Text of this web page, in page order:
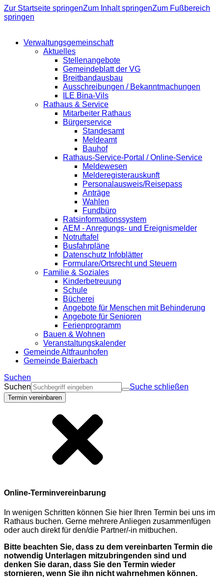
Zur Startseite springenZum Inhalt springenZum Fußbereich
springen
Verwaltungsgemeinschaft
Aktuelles
Stellenangebote
Gemeindeblatt der VG
Breitbandausbau
Ausschreibungen / Bekanntmachungen
ILE Bina-Vils
Rathaus & Service
Mitarbeiter Rathaus
Bürgerservice
Standesamt
Meldeamt
Bauhof
Rathaus-Service-Portal / Online-Service
Meldewesen
Melderegisterauskunft
Personalausweis/Reisepass
Anträge
Wahlen
Fundbüro
Ratsinformationssystem
AEM - Anregungs- und Ereignismelder
Notruftafel
Busfahrpläne
Datenschutz Infoblätter
Formulare/Ortsrecht und Steuern
Familie & Soziales
Kinderbetreuung
Schule
Bücherei
Angebote für Menschen mit Behinderung
Angebote für Senioren
Ferienprogramm
Bauen & Wohnen
Veranstaltungskalender
Gemeinde Altfraunhofen
Gemeinde Baierbach
Suchen
Suchen
Suche schließen
Termin vereinbaren
Online-Terminvereinbarung
In wenigen Schritten können Sie hier Ihren Termin bei uns im
Rathaus buchen. Gerne mehrere Anliegen zusammenfügen
oder auch direkt für den/die Partner/-in mitbuchen.
Bitte beachten Sie, dass zu dem vereinbarten Termin die
notwendig Unterlagen mitzubringenden sind und
denken Sie daran, dass Sie den Termin wieder
stornieren, wenn Sie ihn nicht wahrnehmen können.